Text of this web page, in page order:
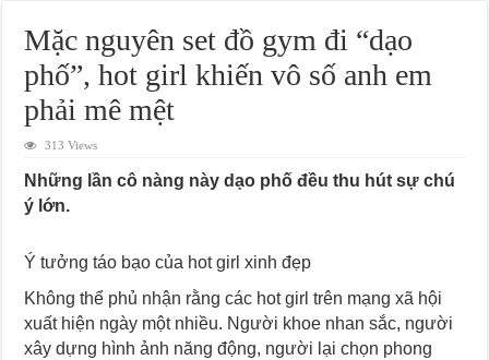
Mặc nguyên set đồ gym đi “dạo
phố”, hot girl khiến vô số anh em
phải mê mệt
313 Views
Những lần cô nàng này dạo phố đều thu hút sự chú
ý lớn.
Ý tưởng táo bạo của hot girl xinh đẹp
Không thể phủ nhận rằng các hot girl trên mạng xã hội
xuất hiện ngày một nhiều. Người khoe nhan sắc, người
xây dựng hình ảnh năng động, người lại chọn phong